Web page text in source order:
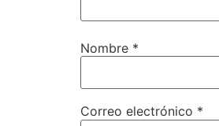
Nombre *
Correo electrónico *